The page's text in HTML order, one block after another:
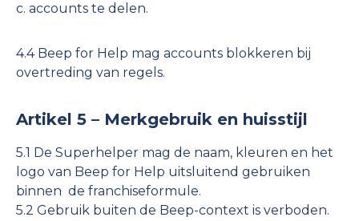
c. accounts te delen.
4.4 Beep for Help mag accounts blokkeren bij
overtreding van regels.
Artikel 5 – Merkgebruik en huisstijl
5.1 De Superhelper mag de naam, kleuren en het
logo van Beep for Help uitsluitend gebruiken
binnen de franchiseformule.
5.2 Gebruik buiten de Beep-context is verboden.